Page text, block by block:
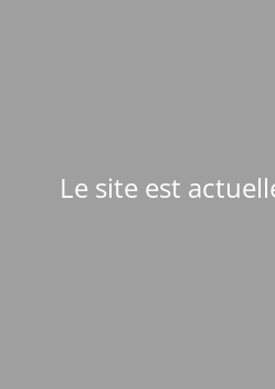
Le site est